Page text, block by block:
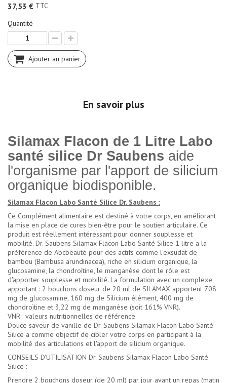
37,53 € TTC
Quantité
Ajouter au panier
En savoir plus
Silamax Flacon de 1 Litre Labo
santé silice Dr Saubens aide
l'organisme par l'apport de silicium
organique biodisponible.
Silamax Flacon Labo Santé Silice Dr. Saubens :
Ce Complément alimentaire est destiné à votre corps, en améliorant
la mise en place de cures bien-être pour le soutien articulaire. Ce
produit est réellement intéressant pour donner souplesse et
mobilité. Dr. Saubens Silamax Flacon Labo Santé Silice 1 litre a la
préférence de Abcbeauté pour des actifs comme l'exsudat de
bambou (Bambusa arundinacea), riche en silicium organique, la
glucosamine, la chondroïtine, le manganèse dont le rôle est
d'apporter souplesse et mobilité. La formulation avec un complexe
apportant : 2 bouchons doseur de 20 ml de SILAMAX apportent 708
mg de glucosamine, 160 mg de Silicium élément, 400 mg de
chondroïtine et 3,22 mg de manganèse (soit 161% VNR).
VNR : valeurs nutritionnelles de référence
Douce saveur de vanille de Dr. Saubens Silamax Flacon Labo Santé
Silice a comme objectif de cibler votre corps en participant à la
mobilité des articulations et l'apport de silicium organique.
CONSEILS D'UTILISATION Dr. Saubens Silamax Flacon Labo Santé
Silice :
Prendre 2 bouchons doseur (de 20 ml) par jour avant un repas (matin